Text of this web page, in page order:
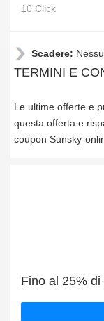
10 Click
Scadere:
TERMINI E
Le ultime offerte e
questa offerta e
coupon Sunsky-
Fino al 25%